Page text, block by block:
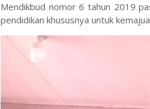
Mendikbud nomor 6 tahun 2019
pendidikan khususnya untuk